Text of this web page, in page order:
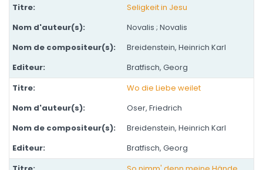
Seligkeit in Jesu
Novalis ; Novalis
Breidenstein, Heinrich Karl
Bratfisch, Georg
Wo die Liebe weilet
Oser, Friedrich
Breidenstein, Heinrich Karl
Bratfisch, Georg